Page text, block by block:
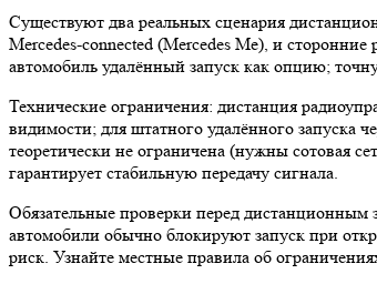
Существуют два реальных сценария
Mercedes-connected (Mercedes Me), и
автомобиль удалённый запуск как опцию;
Технические ограничения: дистанция
видимости; для штатного удалённого запуска
теоретически не ограничена (нужны сотовая
гарантирует стабильную передачу сигнала.
Обязательные проверки перед дистанционным
автомобили обычно блокируют запуск при
риск. Узнайте местные правила об